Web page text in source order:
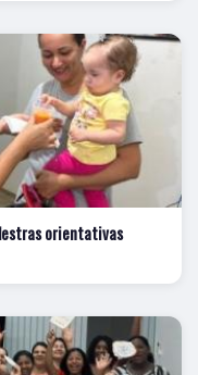
orientativas